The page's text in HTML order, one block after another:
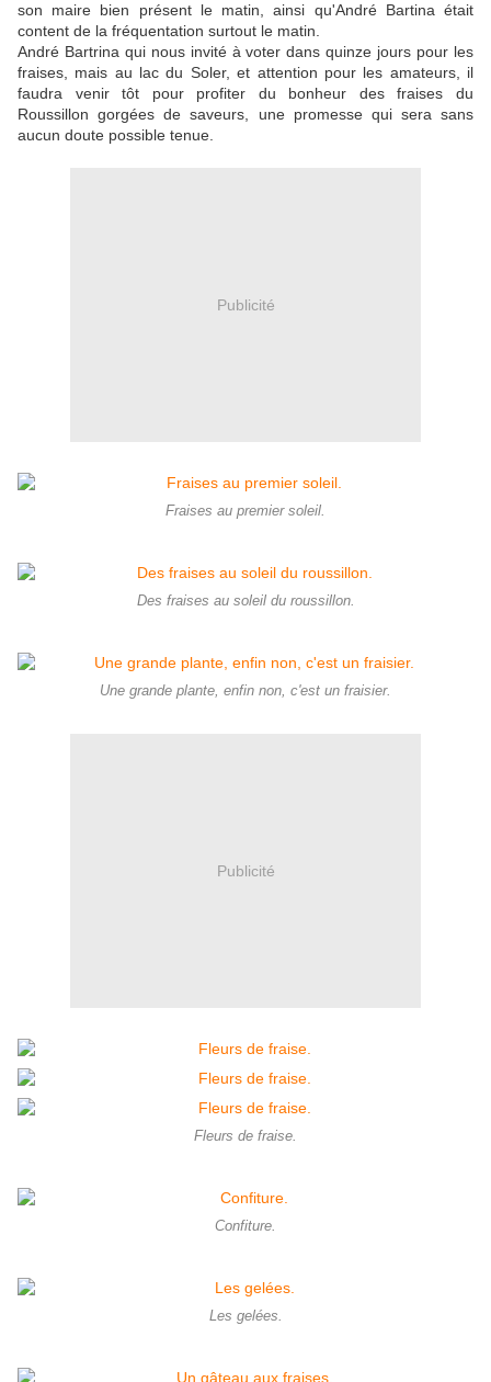
son maire bien présent le matin, ainsi qu'André Bartina était
content de la fréquentation surtout le matin.
André Bartrina qui nous invité à voter dans quinze jours pour les
fraises, mais au lac du Soler, et attention pour les amateurs, il
faudra venir tôt pour profiter du bonheur des fraises du
Roussillon gorgées de saveurs, une promesse qui sera sans
aucun doute possible tenue.
Publicité
Fraises au premier soleil.
Des fraises au soleil du roussillon.
Une grande plante, enfin non, c'est un fraisier.
Publicité
Fleurs de fraise.
Confiture.
Les gelées.